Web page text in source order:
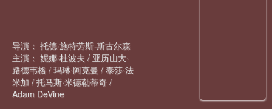
导演： 托德·施特劳斯-斯古尔森
主演： 妮娜·杜波夫 / 亚历山大·
路德韦格 /玛琳·阿克曼 /泰莎·法
米加 /托马斯·米德勒蒂奇 /
Adam DeVine